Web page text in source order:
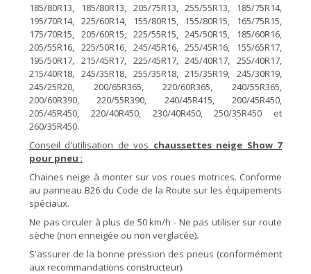
185/80R13, 185/80R13, 205/75R13, 255/55R13, 185/75R14,
195/70R14, 225/60R14, 155/80R15, 155/80R15, 165/75R15,
175/70R15, 205/60R15, 225/55R15, 245/50R15, 185/60R16,
205/55R16, 225/50R16, 245/45R16, 255/45R16, 155/65R17,
195/50R17, 215/45R17, 225/45R17, 245/40R17, 255/40R17,
215/40R18, 245/35R18, 255/35R18, 215/35R19, 245/30R19,
245/25R20, 200/65R365, 220/60R365, 240/55R365,
200/60R390, 220/55R390, 240/45R415, 200/45R450,
205/45R450, 220/40R450, 230/40R450, 250/35R450 et
260/35R450.
Conseil d'utilisation de vos chaussettes neige Show 7
pour pneu :
Chaines neige à monter sur vos roues motrices. Conforme
au panneau B26 du Code de la Route sur les équipements
spéciaux.
Ne pas circuler à plus de 50 km/h - Ne pas utiliser sur route
sèche (non enneigée ou non verglacée).
S'assurer de la bonne pression des pneus (conformément
aux recommandations constructeur).